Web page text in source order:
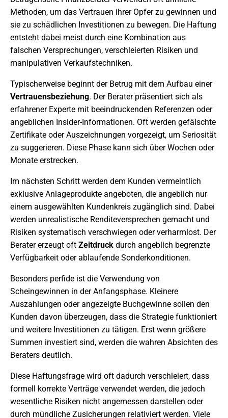
Methoden, um das Vertrauen ihrer Opfer zu gewinnen und
sie zu schädlichen Investitionen zu bewegen. Die Haftung
entsteht dabei meist durch eine Kombination aus
falschen Versprechungen, verschleierten Risiken und
manipulativen Verkaufstechniken.
Typischerweise beginnt der Betrug mit dem Aufbau einer
Vertrauensbeziehung. Der Berater präsentiert sich als
erfahrener Experte mit beeindruckenden Referenzen oder
angeblichen Insider-Informationen. Oft werden gefälschte
Zertifikate oder Auszeichnungen vorgezeigt, um Seriosität
zu suggerieren. Diese Phase kann sich über Wochen oder
Monate erstrecken.
Im nächsten Schritt werden dem Kunden vermeintlich
exklusive Anlageprodukte angeboten, die angeblich nur
einem ausgewählten Kundenkreis zugänglich sind. Dabei
werden unrealistische Renditeversprechen gemacht und
Risiken systematisch verschwiegen oder verharmlost. Der
Berater erzeugt oft Zeitdruck durch angeblich begrenzte
Verfügbarkeit oder ablaufende Sonderkonditionen.
Besonders perfide ist die Verwendung von
Scheingewinnen in der Anfangsphase. Kleinere
Auszahlungen oder angezeigte Buchgewinne sollen den
Kunden davon überzeugen, dass die Strategie funktioniert
und weitere Investitionen zu tätigen. Erst wenn größere
Summen investiert sind, werden die wahren Absichten des
Beraters deutlich.
Diese Haftungsfrage wird oft dadurch verschleiert, dass
formell korrekte Verträge verwendet werden, die jedoch
wesentliche Risiken nicht angemessen darstellen oder
durch mündliche Zusicherungen relativiert werden. Viele